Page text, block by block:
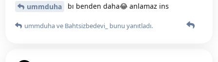
ummduha bı benden daha😂 anlamaz ins
ummduhave Bahtsizbedevi_ bunu yanıtladı.